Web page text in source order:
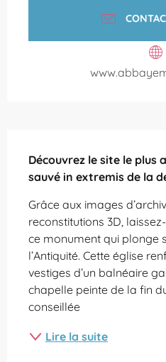
Découvrez le site le plus
sauvé in extremis de la
Grâce aux images
reconstitutions 3D,
ce monument qui plonge
l’Antiquité. Cette église
vestiges d’un balnéaire
chapelle peinte de la fin
conseillée
Lire la suite